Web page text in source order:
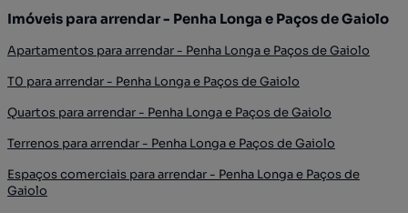
Imóveis para arrendar - Penha Longa e Paços de Gaiolo
Apartamentos para arrendar - Penha Longa e Paços de Gaiolo
T0 para arrendar - Penha Longa e Paços de Gaiolo
Quartos para arrendar - Penha Longa e Paços de Gaiolo
Terrenos para arrendar - Penha Longa e Paços de Gaiolo
Espaços comerciais para arrendar - Penha Longa e Paços de
Gaiolo